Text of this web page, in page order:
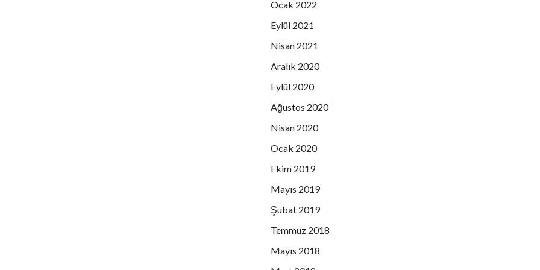
PASTACI YÖRÜK FIRIN & BAKERY
PINE BAY HOLIDAY RESTAURANT
PLANET YUCCA RESTAURANT
SOMUN YEMEK FABRİKASI CATERING
STUDIO AC
ŞÜKRAN GÜNAY
DERYA KARATEKİN
TUĞRUL KUTUCU
TURKUAZ TURİZM
URAL-FAİK ALP LTD.ŞTİ.
YELPAZE İNŞAAT BY KOTAN
Ocak 2022
Eylül 2021
Nisan 2021
Aralık 2020
Eylül 2020
Ağustos 2020
Nisan 2020
Ocak 2020
Ekim 2019
Mayıs 2019
Şubat 2019
Temmuz 2018
Mayıs 2018